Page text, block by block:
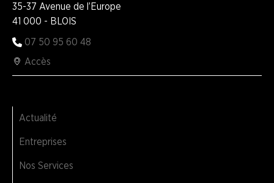
35-37 Avenue de l’Europe
41 000 - BLOIS
07 50 95 60 48
Accès
Actualité
Entreprises
Nos Services